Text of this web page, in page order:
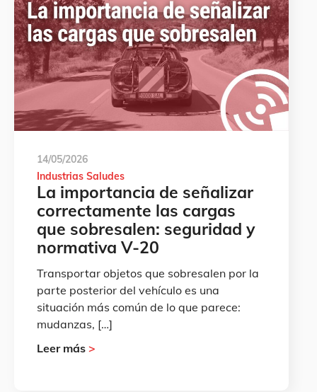
14/05/2026
Industrias Saludes
La importancia de señalizar
correctamente las cargas
que sobresalen: seguridad y
normativa V‑20
Transportar objetos que sobresalen por la
parte posterior del vehículo es una
situación más común de lo que parece:
mudanzas, […]
Leer más >